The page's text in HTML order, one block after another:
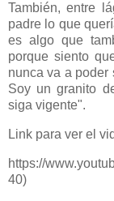
También, entre
padre lo que
es algo que
porque siento
nunca va a poder
Soy un granito
siga vigente".
Link para ver el
https://
40)